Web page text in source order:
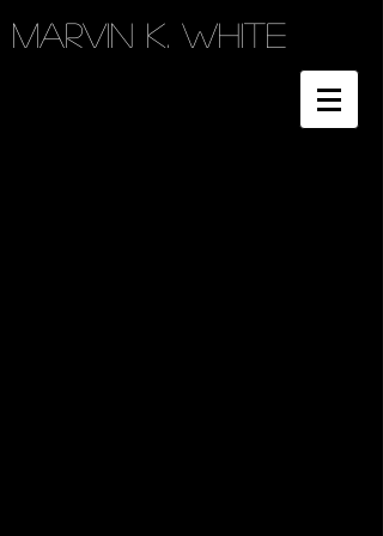
Marvin K. White